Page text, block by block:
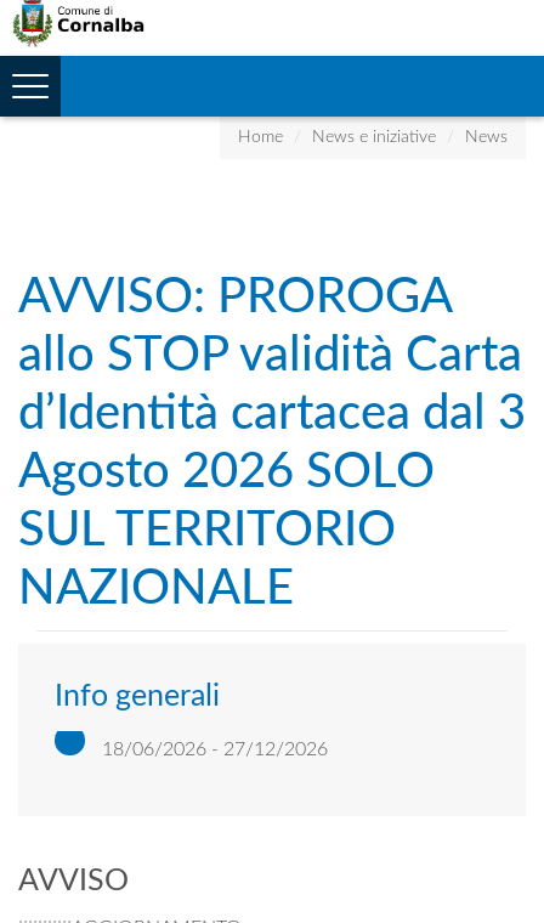
Toggle
Home
News e iniziative News
AVVISO: PROROGA
allo STOP validità Carta
d’Identità cartacea dal 3
Agosto 2026 SOLO
SUL TERRITORIO
NAZIONALE
Info generali
18/06/2026 - 27/12/2026
AVVISO